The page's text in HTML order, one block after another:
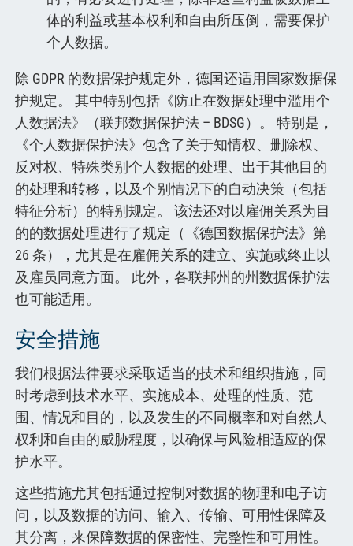
体的利益或基本权利和自由所压倒，需要保护
个人数据。
除 GDPR 的数据保护规定外，德国还适用国家数据保
护规定。 其中特别包括《防止在数据处理中滥用个
人数据法》（联邦数据保护法 – BDSG）。 特别是，
《个人数据保护法》包含了关于知情权、删除权、
反对权、特殊类别个人数据的处理、出于其他目的
的处理和转移，以及个别情况下的自动决策（包括
特征分析）的特别规定。 该法还对以雇佣关系为目
的的数据处理进行了规定（《德国数据保护法》第
26 条），尤其是在雇佣关系的建立、实施或终止以
及雇员同意方面。 此外，各联邦州的州数据保护法
也可能适用。
安全措施
我们根据法律要求采取适当的技术和组织措施，同
时考虑到技术水平、实施成本、处理的性质、范
围、情况和目的，以及发生的不同概率和对自然人
权利和自由的威胁程度，以确保与风险相适应的保
护水平。
这些措施尤其包括通过控制对数据的物理和电子访
问，以及数据的访问、输入、传输、可用性保障及
其分离，来保障数据的保密性、完整性和可用性。